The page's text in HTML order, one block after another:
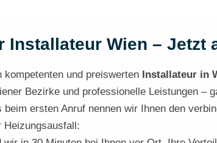
Installateur Wien – Jetzt
kompetenten und preiswerten Installateur in
Bezirke und professionelle Leistungen –
beim ersten Anruf nennen wir Ihnen den
Heizungsausfall: